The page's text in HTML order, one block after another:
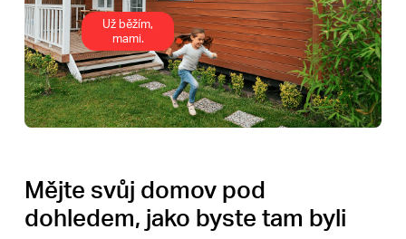
Už běžím,
mami.
Mějte svůj domov pod
dohledem, jako byste tam byli